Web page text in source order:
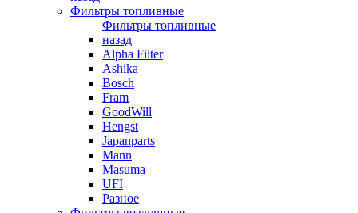
Фильтры топливные
Фильтры топливные
назад
Alpha Filter
Ashika
Bosch
Fram
GoodWill
Hengst
Japanparts
Mann
Masuma
UFI
Разное